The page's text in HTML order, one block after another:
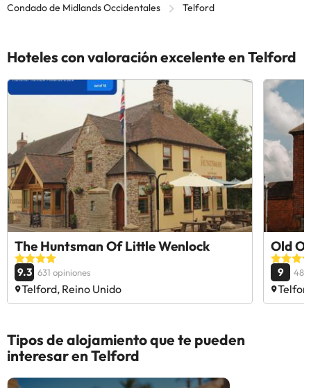
Condado de Midlands Occidentales
Telford
Hoteles con valoración excelente en Telford
The Huntsman Of Little Wenlock
9.3 631 opiniones
Telford, Reino Unido
Old
9 488
Tipos de alojamiento que te pueden
interesar en Telford